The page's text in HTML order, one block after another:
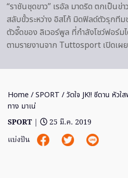
“ราชันชุดขาว” เรอัล มาดริด ตกเป็น
สลับขั้วระหว่าง อิสโก้ มิดฟิลด์ตัวรุกที
ตัวจี๊ดของ ลิเวอร์พูล ที่กำลังโชว์ฟอร์
ตามรายงานจาก Tuttosport เปิดเผ
Home /SPORT / วัดใจ JK!! ซีดาน หัว
ทาง มาเน่
SPORT |
25 มี.ค. 2019
แบ่งปัน